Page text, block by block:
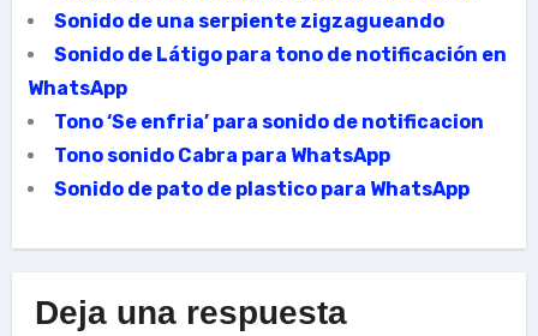
Sonido de una serpiente zigzagueando
Sonido de Látigo para tono de notificación en
WhatsApp
Tono ‘Se enfria’ para sonido de notificacion
Tono sonido Cabra para WhatsApp
Sonido de pato de plastico para WhatsApp
Deja una respuesta